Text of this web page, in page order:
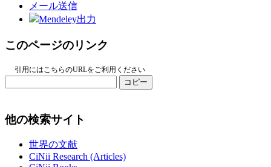
メール送信
Mendeley出力
このページのリンク
引用にはこちらのURLをご利用ください
コピー
他の検索サイト
世界の文献
CiNii Research (Articles)